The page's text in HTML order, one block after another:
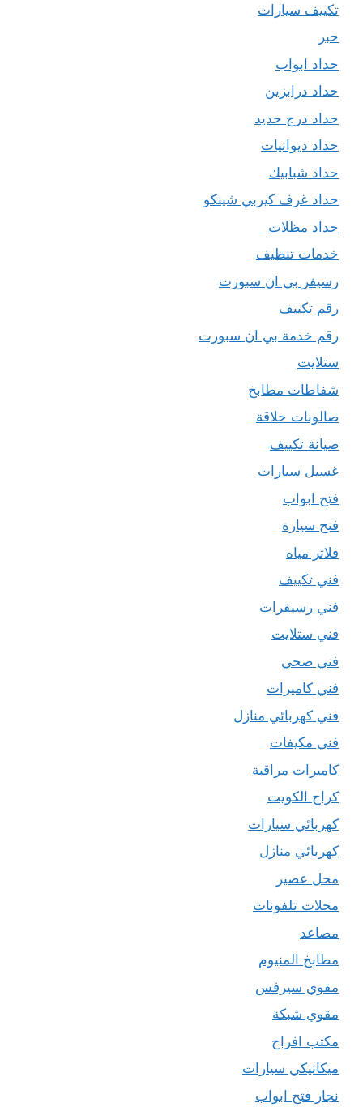
تكييف سيارات
حبر
حداد ابواب
حداد درابزين
حداد درج حديد
حداد ديوانيات
حداد شبابيك
حداد غرف كيربي شينكو
حداد مظلات
خدمات تنظيف
رسيفر بي ان سبورت
رقم تكييف
رقم خدمة بي ان سبورت
ستلايت
شفاطات مطابخ
صالونات حلاقة
صيانة تكييف
غسيل سيارات
فتح ابواب
فتح سيارة
فلاتر مياه
فني تكييف
فني رسيفرات
فني ستلايت
فني صحي
فني كاميرات
فني كهربائي منازل
فني مكيفات
كاميرات مراقبة
كراج الكويت
كهربائي سيارات
كهربائي منازل
محل عصير
محلات تلفونات
مصاعد
مطابخ المنيوم
مقوي سيرفس
مقوي شبكة
مكتب افراح
ميكانيكي سيارات
نجار فتح ابواب